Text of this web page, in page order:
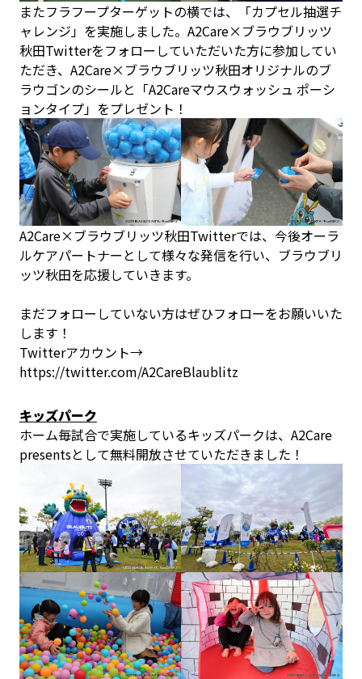
またフラフープターゲットの横では、「カプセル抽選チ
ャレンジ」を実施しました。A2Care×ブラウブリッツ
秋田Twitterをフォローしていただいた方に参加してい
ただき、A2Care×ブラウブリッツ秋田オリジナルのブ
ラウゴンのシールと「A2Careマウスウォッシュ ポーシ
ョンタイプ」をプレゼント！
A2Care×ブラウブリッツ秋田Twitterでは、今後オーラ
ルケアパートナーとして様々な発信を行い、ブラウブリ
ッツ秋田を応援していきます。
まだフォローしていない方はぜひフォローをお願いいた
します！
Twitterアカウント→
https://twitter.com/A2CareBlaublitz
キッズパーク
ホーム毎試合で実施しているキッズパークは、A2Care
presentsとして無料開放させていただきました！